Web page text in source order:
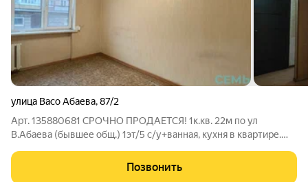
улица Васо Абаева,87/2
Арт. 135880681 СРОЧНО ПРОДАЕТСЯ! 1к.кв. 22м по ул
В.Абаева (бывшее общ.) 1эт/5 с/у+ванная, кухня в квартире.
Остановка Документы проверены готовы к сделке Встреча в
удобное для Вас время отв. О. Фатима
Позвонить